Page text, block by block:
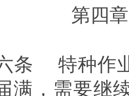
第四章
条
特种作
满，需要继